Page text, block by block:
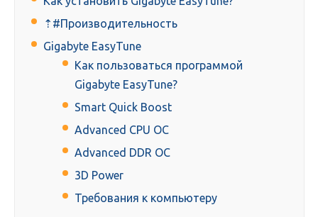
⇡#Производительность
Gigabyte EasyTune
Как пользоваться программой
Gigabyte EasyTune?
Smart Quick Boost
Advanced CPU OC
Advanced DDR OC
3D Power
Требования к компьютеру